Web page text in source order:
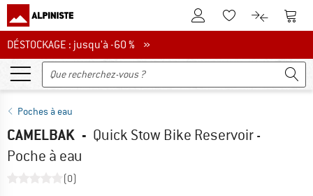
Vers le compte client
Vers la liste
Vers le
DÉSTOCKAGE : jusqu'à -60 %
DÉSTOCKAGE : jusqu'à -60 % »
Poches à eau
CAMELBAK - Quick Stow Bike Reservoir -
Poche à eau
(0)